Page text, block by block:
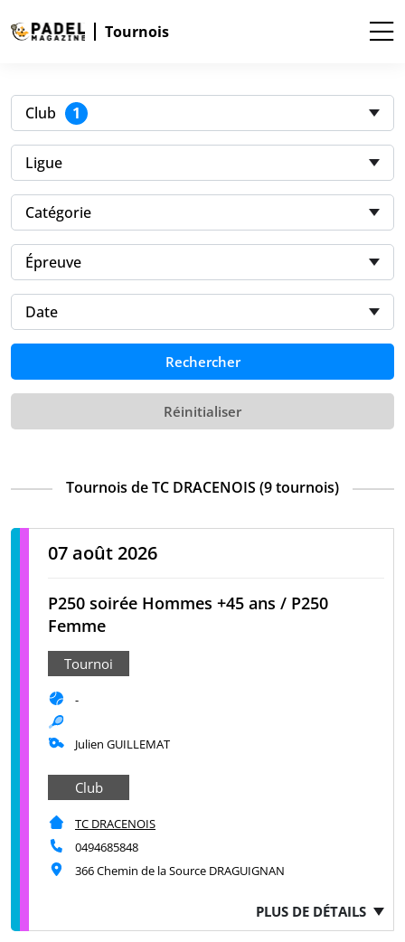
Tournois
Club 1
Ligue
Catégorie
Épreuve
Date
Rechercher
Réinitialiser
Tournois de TC DRACENOIS (9 tournois)
07 août 2026
P250 soirée Hommes +45 ans / P250
Femme
Tournoi
-
Julien GUILLEMAT
Club
TC DRACENOIS
0494685848
366 Chemin de la Source DRAGUIGNAN
PLUS DE DÉTAILS